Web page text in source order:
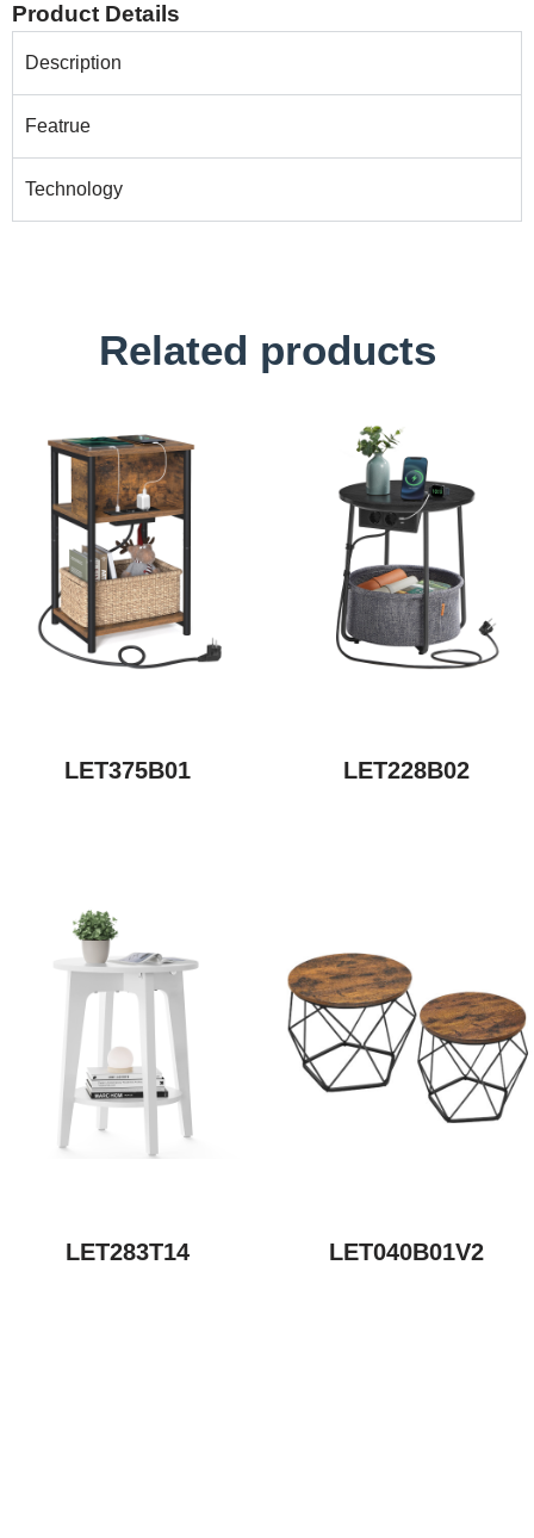
Product Details
Description
Featrue
Technology
Related products
LET375B01 LET228B02
LET283T14 LET040B01V2